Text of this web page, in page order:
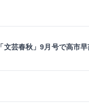
文芸春秋」9月号で高市